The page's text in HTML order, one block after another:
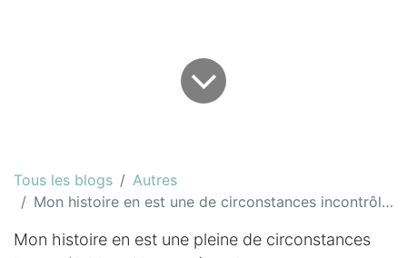
Tous les blogs
Autres
Mon histoire en est une de circonstances incontrôlables...
Mon histoire en est une pleine de circonstances